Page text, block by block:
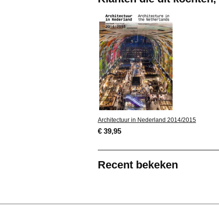
Architectuur in Nederland 2014/2015
€ 39,95
Recent bekeken